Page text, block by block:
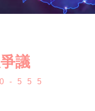
議
555